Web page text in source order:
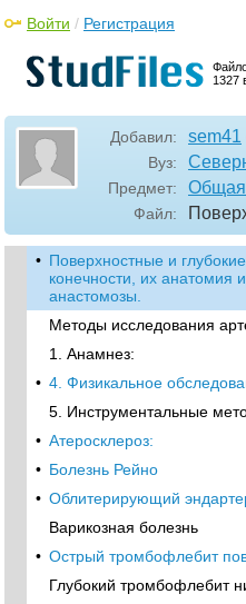
1327
Войти / Регистрация
Добавил: sem41
Вуз:
Предмет: Общая
Файл:
• Поверхностные и
конечности, их анатомия
анастомозы.
Методы исследования
1. Анамнез:
• 4. Физикальное
5. Инструментальные
• Атеросклероз:
• Болезнь Рейно
• Облитерирующий
Варикозная болезнь
• Острый тромбофлебит
Глубокий тромбофлебит